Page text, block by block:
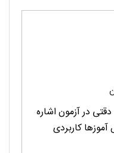
در آزمون اشاره
کاربردی